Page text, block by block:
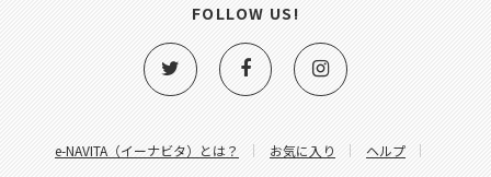
e-NAVITA（イーナビタ）とは？ お気に入り
ヘルプ
FOLLOW US!